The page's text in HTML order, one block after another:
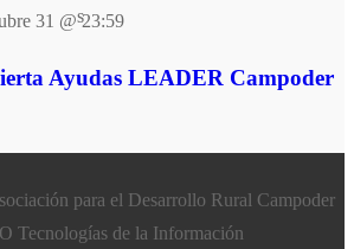
31 @ 23:59
Ayudas LEADER Campoder
para el Desarrollo Rural Campoder
Tecnologías de la Información